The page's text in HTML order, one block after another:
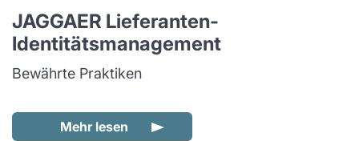
JAGGAER Lieferanten-
Identitätsmanagement
Bewährte Praktiken
Mehr lesen